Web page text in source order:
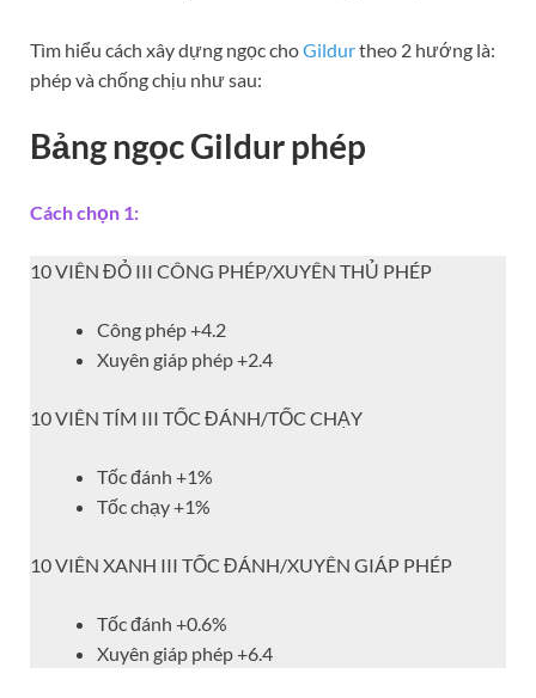
Tìm hiểu cách xây dựng ngọc choGildurtheo 2 hướng là:
phép và chống chịu như sau:
Bảng ngọc Gildur phép
Cách chọn 1:
10 VIÊN ĐỎ III CÔNG PHÉP/XUYÊN THỦ PHÉP
Công phép +4.2
Xuyên giáp phép +2.4
10 VIÊN TÍM III TỐC ĐÁNH/TỐC CHẠY
Tốc đánh +1%
Tốc chạy +1%
10 VIÊN XANH III TỐC ĐÁNH/XUYÊN GIÁP PHÉP
Tốc đánh +0.6%
Xuyên giáp phép +6.4